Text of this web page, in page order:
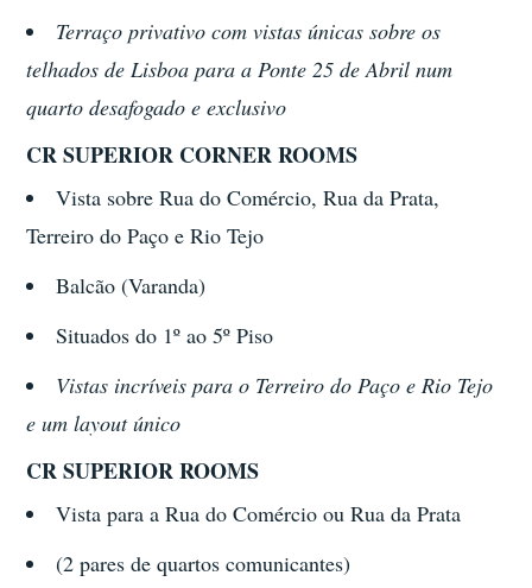
Terraço privativo com vistas únicas sobre os
telhados de Lisboa para a Ponte 25 de Abril num
quarto desafogado e exclusivo
CR SUPERIOR CORNER ROOMS
Vista sobre Rua do Comércio, Rua da Prata,
Terreiro do Paço e Rio Tejo
Balcão (Varanda)
Situados do 1º ao 5º Piso
Vistas incríveis para o Terreiro do Paço e Rio Tejo
e um layout único
CR SUPERIOR ROOMS
Vista para a Rua do Comércio ou Rua da Prata
(2 pares de quartos comunicantes)